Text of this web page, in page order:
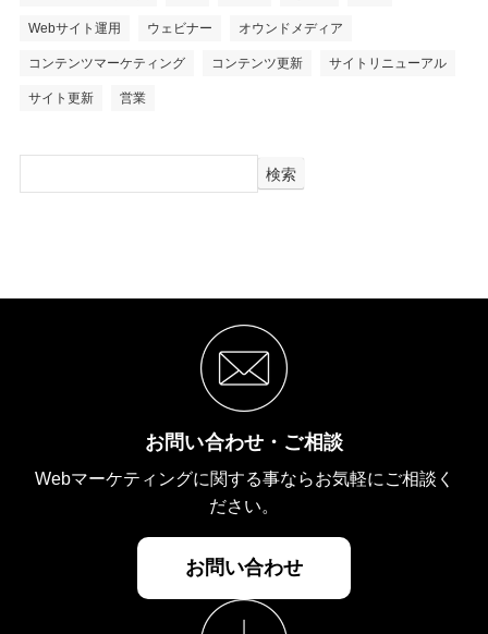
Webサイト運用 ウェビナー オウンドメディア
コンテンツマーケティング コンテンツ更新 サイトリニューアル
サイト更新 営業
検索
お問い合わせ・ご相談
Webマーケティングに関する事ならお気軽にご相談く
ださい。
お問い合わせ